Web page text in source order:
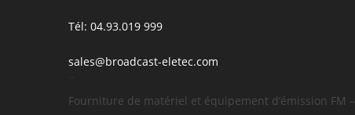
Tél: 04.93.019 999
sales@broadcast-eletec.com
¨
Fourniture de matériel et équipement d’émission FM –